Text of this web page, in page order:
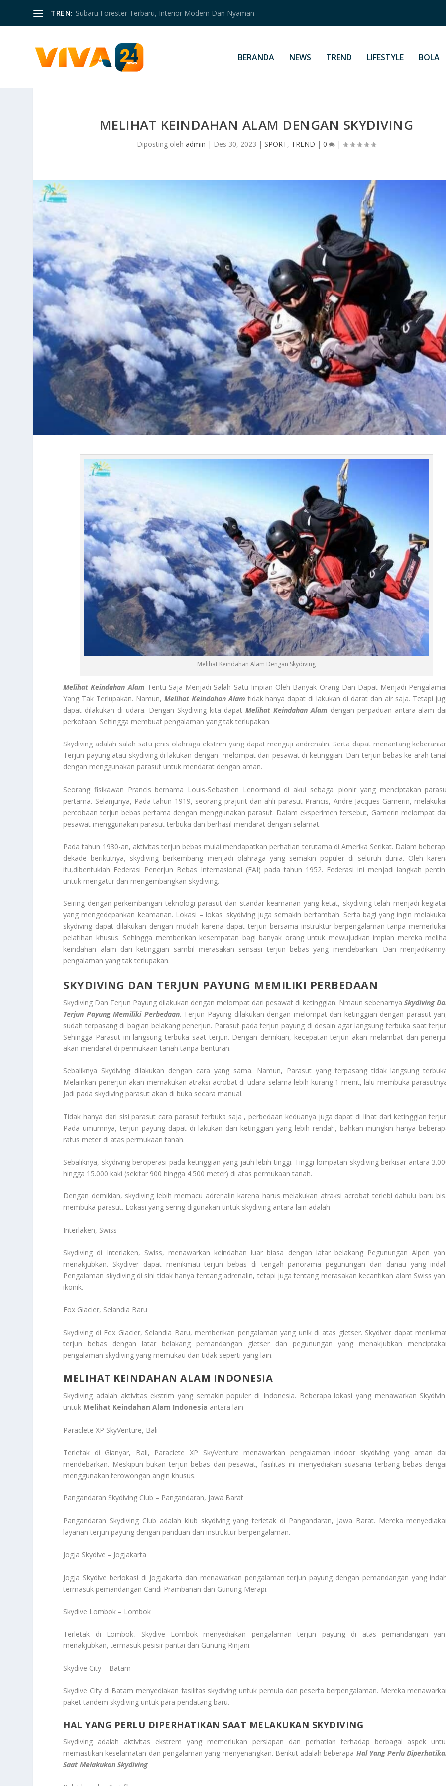
TREN: Subaru Forester Terbaru, Interior Modern Dan Nyaman
BERANDA NEWS TREND LIFESTYLE BOLA
MELIHAT KEINDAHAN ALAM DENGAN SKYDIVING
Diposting oleh admin | Des 30, 2023 | SPORT, TREND | 0 |
Melihat Keindahan Alam Dengan Skydiving
Melihat Keindahan Alam Tentu Saja Menjadi Salah Satu Impian Oleh Banyak Orang Dan Dapat Menjadi
Yang Tak Terlupakan. Namun, Melihat Keindahan Alam tidak hanya dapat di lakukan di darat dan air saja. Tetapi
dapat dilakukan di udara. Dengan Skydiving kita dapat Melihat Keindahan Alam dengan perpaduan antara alam
perkotaan. Sehingga membuat pengalaman yang tak terlupakan.
Skydiving adalah salah satu jenis olahraga ekstrim yang dapat menguji andrenalin. Serta dapat menantang
Terjun payung atau skydiving di lakukan dengan melompat dari pesawat di ketinggian. Dan terjun bebas ke arah
dengan menggunakan parasut untuk mendarat dengan aman.
Seorang fisikawan Prancis bernama Louis-Sebastien Lenormand di akui sebagai pionir yang menciptakan
pertama. Selanjunya, Pada tahun 1919, seorang prajurit dan ahli parasut Prancis, Andre-Jacques Garnerin,
percobaan terjun bebas pertama dengan menggunakan parasut. Dalam eksperimen tersebut, Garnerin melompat
pesawat menggunakan parasut terbuka dan berhasil mendarat dengan selamat.
Pada tahun 1930-an, aktivitas terjun bebas mulai mendapatkan perhatian terutama di Amerika Serikat. Dalam
dekade berikutnya, skydiving berkembang menjadi olahraga yang semakin populer di seluruh dunia. Oleh
itu,dibentuklah Federasi Penerjun Bebas Internasional (FAI) pada tahun 1952. Federasi ini menjadi langkah
untuk mengatur dan mengembangkan skydiving.
Seiring dengan perkembangan teknologi parasut dan standar keamanan yang ketat, skydiving telah menjadi
yang mengedepankan keamanan. Lokasi – lokasi skydiving juga semakin bertambah. Serta bagi yang ingin
skydiving dapat dilakukan dengan mudah karena dapat terjun bersama instruktur berpengalaman tanpa
pelatihan khusus. Sehingga memberikan kesempatan bagi banyak orang untuk mewujudkan impian mereka
keindahan alam dari ketinggian sambil merasakan sensasi terjun bebas yang mendebarkan. Dan
pengalaman yang tak terlupakan.
SKYDIVING DAN TERJUN PAYUNG MEMILIKI PERBEDAAN
Skydiving Dan Terjun Payung dilakukan dengan melompat dari pesawat di ketinggian. Nmaun sebenarnyaSkydiving
Terjun Payung Memiliki Perbedaan. Terjun Payung dilakukan dengan melompat dari ketinggian dengan parasut
sudah terpasang di bagian belakang penerjun. Parasut pada terjun payung di desain agar langsung terbuka saat
Sehingga Parasut ini langsung terbuka saat terjun. Dengan demikian, kecepatan terjun akan melambat dan
akan mendarat di permukaan tanah tanpa benturan.
Sebaliknya Skydiving dilakukan dengan cara yang sama. Namun, Parasut yang terpasang tidak langsung
Melainkan penerjun akan memakukan atraksi acrobat di udara selama lebih kurang 1 menit, lalu membuka
Jadi pada skydiving parasut akan di buka secara manual.
Tidak hanya dari sisi parasut cara parasut terbuka saja , perbedaan keduanya juga dapat di lihat dari ketinggian
Pada umumnya, terjun payung dapat di lakukan dari ketinggian yang lebih rendah, bahkan mungkin hanya
ratus meter di atas permukaan tanah.
Sebaliknya, skydiving beroperasi pada ketinggian yang jauh lebih tinggi. Tinggi lompatan skydiving berkisar antara
hingga 15.000 kaki (sekitar 900 hingga 4.500 meter) di atas permukaan tanah.
Dengan demikian, skydiving lebih memacu adrenalin karena harus melakukan atraksi acrobat terlebi dahulu baru
membuka parasut. Lokasi yang sering digunakan untuk skydiving antara lain adalah
Interlaken, Swiss
Skydiving di Interlaken, Swiss, menawarkan keindahan luar biasa dengan latar belakang Pegunungan Alpen
menakjubkan. Skydiver dapat menikmati terjun bebas di tengah panorama pegunungan dan danau yang
Pengalaman skydiving di sini tidak hanya tentang adrenalin, tetapi juga tentang merasakan kecantikan alam Swiss
ikonik.
Fox Glacier, Selandia Baru
Skydiving di Fox Glacier, Selandia Baru, memberikan pengalaman yang unik di atas gletser. Skydiver dapat
terjun bebas dengan latar belakang pemandangan gletser dan pegunungan yang menakjubkan
pengalaman skydiving yang memukau dan tidak seperti yang lain.
MELIHAT KEINDAHAN ALAM INDONESIA
Skydiving adalah aktivitas ekstrim yang semakin populer di Indonesia. Beberapa lokasi yang menawarkan
untuk Melihat Keindahan Alam Indonesia antara lain
Paraclete XP SkyVenture, Bali
Terletak di Gianyar, Bali, Paraclete XP SkyVenture menawarkan pengalaman indoor skydiving yang aman
mendebarkan. Meskipun bukan terjun bebas dari pesawat, fasilitas ini menyediakan suasana terbang bebas
menggunakan terowongan angin khusus.
Pangandaran Skydiving Club – Pangandaran, Jawa Barat
Pangandaran Skydiving Club adalah klub skydiving yang terletak di Pangandaran, Jawa Barat. Mereka
layanan terjun payung dengan panduan dari instruktur berpengalaman.
Jogja Skydive – Jogjakarta
Jogja Skydive berlokasi di Jogjakarta dan menawarkan pengalaman terjun payung dengan pemandangan yang
termasuk pemandangan Candi Prambanan dan Gunung Merapi.
Skydive Lombok – Lombok
Terletak di Lombok, Skydive Lombok menyediakan pengalaman terjun payung di atas pemandangan
menakjubkan, termasuk pesisir pantai dan Gunung Rinjani.
Skydive City – Batam
Skydive City di Batam menyediakan fasilitas skydiving untuk pemula dan peserta berpengalaman. Mereka
paket tandem skydiving untuk para pendatang baru.
HAL YANG PERLU DIPERHATIKAN SAAT MELAKUKAN SKYDIVING
Skydiving adalah aktivitas ekstrem yang memerlukan persiapan dan perhatian terhadap berbagai aspek
memastikan keselamatan dan pengalaman yang menyenangkan. Berikut adalah beberapa Hal Yang Perlu
Saat Melakukan Skydiving